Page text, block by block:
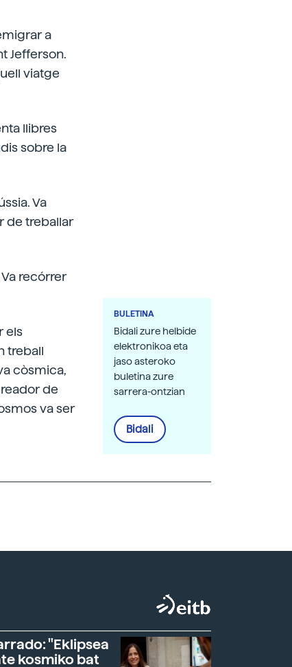
a
Jefferson.
viatge
llibres
sobre la
Va
de treballar
recórrer
els
treball
còsmica,
de
va ser
BULETINA
Bidali zure helbide
elektronikoa eta
jaso asteroko
buletina zure
sarrera-ontzian
Bidali
"Eklipsea
kosmiko bat